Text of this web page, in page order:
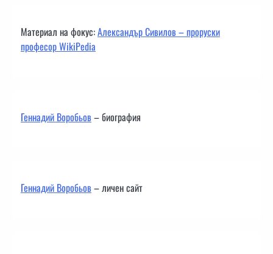
Материал на фокус:Александър Сивилов – проруски
професор WikiPedia
Геннадий Воробьов– биография
Геннадий Воробьов– личен сайт